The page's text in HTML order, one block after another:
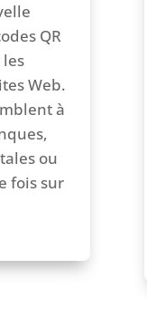
QR
Web.
à
ou
fois sur